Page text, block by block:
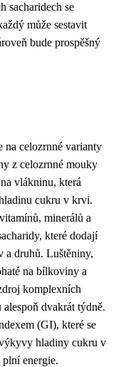
sacharidech se
může sestavit
bude prospěšný
na celozrnné varianty
z celozrnné mouky
vlákninu, která
cukru v krvi.
minerálů a
které dodají
a druhů. Luštěniny,
na bílkoviny a
komplexních
dvakrát týdně.
(GI), které se
hladiny cukru v
energie.